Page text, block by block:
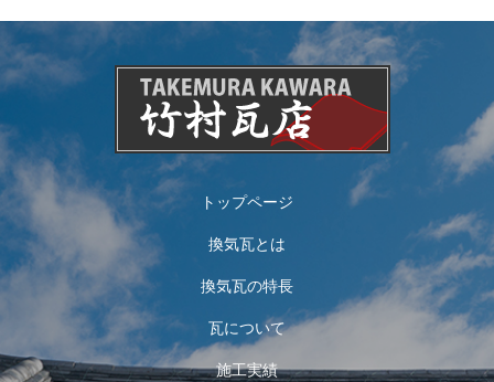
トップページ
換気瓦とは
換気瓦の特長
瓦について
施工実績